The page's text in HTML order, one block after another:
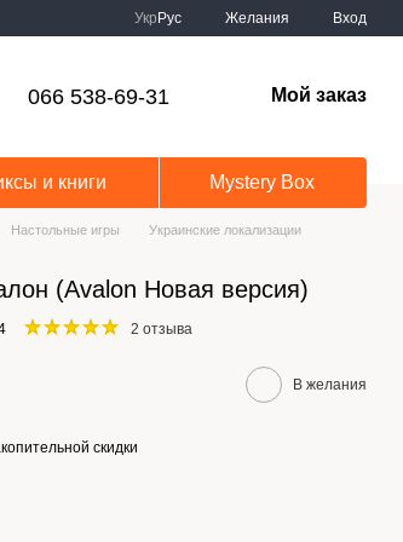
Укр Рус Желания Вход
066 538-69-31 Мой заказ
и книги Mystery Box
Настольные игры
Украинские локализации
(Avalon Новая версия)
2 отзыва
В желания
скидки